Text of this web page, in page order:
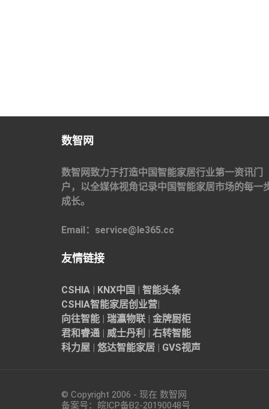
数智网
数智网致力于打造中国智能家居行业第一资讯门
户，以全媒体视角记录中国智能家居市场的每一
成长。
Email：service@le365.cc
友情链接
CSHIA | KNX中国 | 智能头条
CSHIA智能家居创业营|
向往智能 | 瑞瀛物联 | 金牌厨柜
君和睿通 | 威士丹利 | 右转智能
科力屋 | 悠达智能家居 | GVS视声
© Copyright 2006 - 现在 数智网
备案号： 皖ICP备B2-20190048号